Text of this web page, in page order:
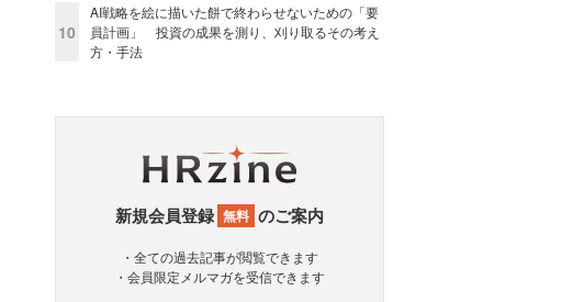
10
AI戦略を絵に描いた餅で終わらせないための「要
員計画」 投資の成果を測り、刈り取るその考え
方・手法
新規会員登録 無料 のご案内
・全ての過去記事が閲覧できます
・会員限定メルマガを受信できます